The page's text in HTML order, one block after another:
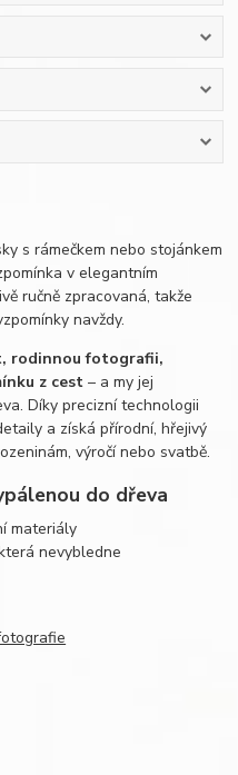
s rámečkem nebo stojánkem
v elegantním
ručně zpracovaná, takže
navždy.
rodinnou fotografii,
z cest – a my jej
Díky precizní technologii
a získá přírodní, hřejivý
výročí nebo svatbě.
do dřeva
materiály
nevybledne